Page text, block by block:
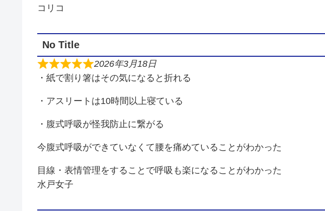
コリコ
No Title
2026年3月18日
・紙で割り箸はその気になると折れる
・アスリートは10時間以上寝ている
・腹式呼吸が怪我防止に繋がる
今腹式呼吸ができていなくて腰を痛めていることがわかった
目線・表情管理をすることで呼吸も楽になることがわかった
水戸女子